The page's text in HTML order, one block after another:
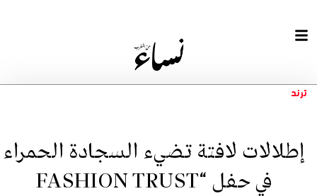
ترند
إطلالات لافتة تضيء السجادة الحمراء
في حفل “FASHION TRUST